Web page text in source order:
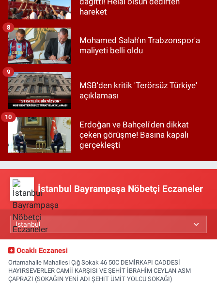
hareket
Mohamed Salah'ın Trabzonspor'a
maliyeti belli oldu
8
MSB'den kritik 'Terörsüz Türkiye'
açıklaması
9
Erdoğan ve Bahçeli'den dikkat
çeken görüşme! Basına kapalı
gerçekleşti
10
İstanbul Bayrampaşa Nöbetçi Eczaneler
Ocaklı Eczanesi
Ortamahalle Mahallesi Çığ Sokak 46 50C DEMİRKAPI CADDESİ
HAYIRSEVERLER CAMİİ KARŞISI VE ŞEHİT İBRAHİM CEYLAN ASM
ÇAPRAZI (SOKAĞIN YENİ ADI ŞEHİT ÜMİT YOLCU SOKAĞI)